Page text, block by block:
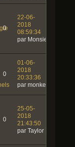
0
22-06-
2018
08:59:34
par Monsieur ADN
0
01-06-
2018
20:33:36
par monketsharona
0
25-05-
2018
21:43:50
par Taylor BC